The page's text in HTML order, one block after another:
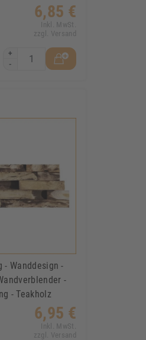
6,85 €
Inkl. MwSt.
zzgl. Versand
+
-
- Wanddesign -
-
- Teakholz
6,95 €
Inkl. MwSt.
zzgl. Versand